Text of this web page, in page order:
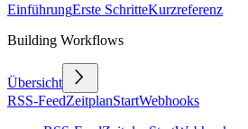
EinführungErste SchritteKurzreferenz
Building Workflows
Übersicht
RSS-FeedZeitplanStartWebhooks